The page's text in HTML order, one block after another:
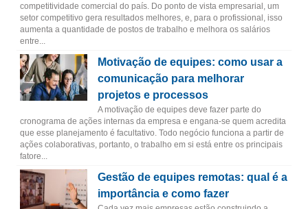
competitividade comercial do país. Do ponto de vista empresarial, um
setor competitivo gera resultados melhores, e, para o profissional, isso
aumenta a quantidade de postos de trabalho e melhora os salários
entre...
Motivação de equipes: como usar a
comunicação para melhorar
projetos e processos
A motivação de equipes deve fazer parte do
cronograma de ações internas da empresa e engana-se quem acredita
que esse planejamento é facultativo. Todo negócio funciona a partir de
ações colaborativas, portanto, o trabalho em si está entre os principais
fatore...
Gestão de equipes remotas: qual é a
importância e como fazer